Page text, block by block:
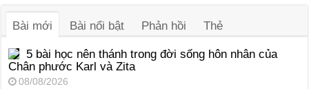
Bài mới Bài nổi bật Phản hồi Thẻ
5 bài học nên thánh trong đời sống hôn nhân của
Chân phước Karl và Zita
08/08/2026